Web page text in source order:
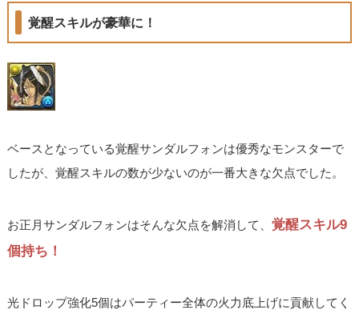
覚醒スキルが豪華に！
ベースとなっている覚醒サンダルフォンは優秀なモンスターで
したが、覚醒スキルの数が少ないのが一番大きな欠点でした。
お正月サンダルフォンはそんな欠点を解消して、覚醒スキル9
個持ち！
光ドロップ強化5個はパーティー全体の火力底上げに貢献してく